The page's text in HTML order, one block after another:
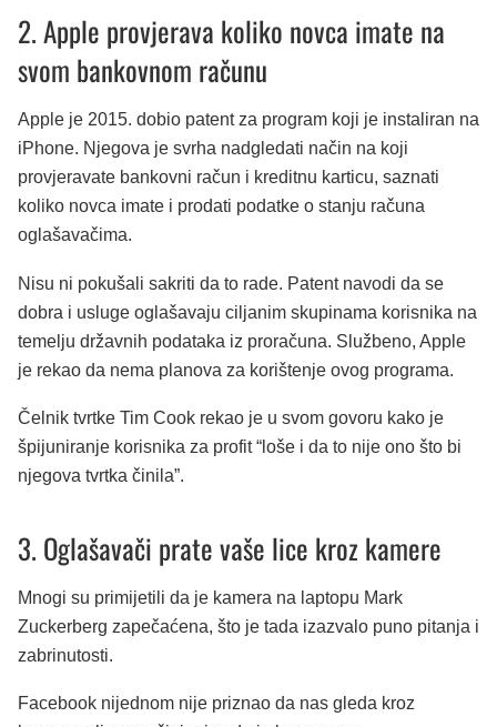
2. Apple provjerava koliko novca imate na
svom bankovnom računu
Apple je 2015. dobio patent za program koji je instaliran na
iPhone. Njegova je svrha nadgledati način na koji
provjeravate bankovni račun i kreditnu karticu, saznati
koliko novca imate i prodati podatke o stanju računa
oglašavačima.
Nisu ni pokušali sakriti da to rade. Patent navodi da se
dobra i usluge oglašavaju ciljanim skupinama korisnika na
temelju državnih podataka iz proračuna. Službeno, Apple
je rekao da nema planova za korištenje ovog programa.
Čelnik tvrtke Tim Cook rekao je u svom govoru kako je
špijuniranje korisnika za profit “loše i da to nije ono što bi
njegova tvrtka činila”.
3. Oglašavači prate vaše lice kroz kamere
Mnogi su primijetili da je kamera na laptopu Mark
Zuckerberg zapečaćena, što je tada izazvalo puno pitanja i
zabrinutosti.
Facebook nijednom nije priznao da nas gleda kroz